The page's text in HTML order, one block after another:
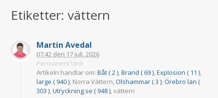
Etiketter: vättern
Martin Avedal
07:42 den 17 juli, 2026
Permanent länk
Artikeln handlar om:Båt ( 2 ),Brand ( 69 ),Explosion ( 11 ),
large ( 940 ), Norra Vättern,Olshammar ( 3 ),Örebro län (
303 ),Utryckning.se ( 948 ), vättern